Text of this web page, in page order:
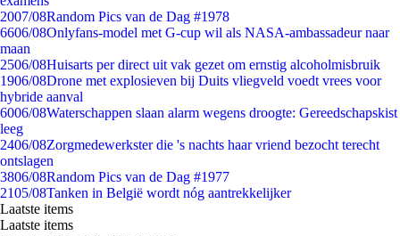
2007/08Random Pics van de Dag #1978
6606/08Onlyfans-model met G-cup wil als NASA-ambassadeur naar
maan
2506/08Huisarts per direct uit vak gezet om ernstig alcoholmisbruik
1906/08Drone met explosieven bij Duits vliegveld voedt vrees voor
hybride aanval
6006/08Waterschappen slaan alarm wegens droogte: Gereedschapskist
leeg
2406/08Zorgmedewerkster die 's nachts haar vriend bezocht terecht
ontslagen
3806/08Random Pics van de Dag #1977
2105/08Tanken in België wordt nóg aantrekkelijker
Laatste items
Laatste items